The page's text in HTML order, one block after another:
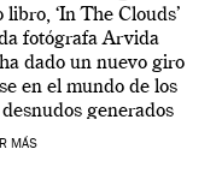
‘In The Clouds’
fotógrafa Arvida
dado un nuevo giro
en el mundo de los
generados
MÁS